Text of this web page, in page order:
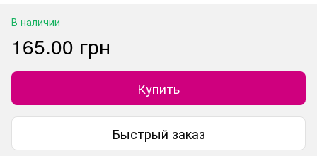
В наличии
165.00 грн
Купить
Быстрый заказ